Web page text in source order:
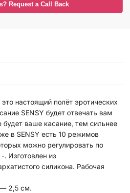
Request a Call Back
настоящий полёт эротических
SENSY будет отвечать вам
ваше касание, тем сильнее
в SENSY есть 10 режимов
можно регулировать по
Изготовлен из
силикона. Рабочая
2,5 см.